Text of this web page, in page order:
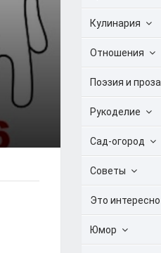
Кулинария
Отношения
Поэзия и проза
Рукоделие
Сад-огород
Советы
Это интересно
Юмор